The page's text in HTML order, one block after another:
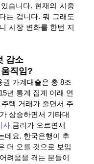
습니다. 현재의 시중
는 겁니다. 뭐 그래도
시장 변화를 한번 지
감소
직임?
가계대출은 총 8조
년 통계 집계 이래 연
택 거래가 줄면서 주
상승하면서 기타대
사 금리가 오르면서
데요. 한국은행이 추
더 오를 것으로 보입
려움을 겪는 분들이